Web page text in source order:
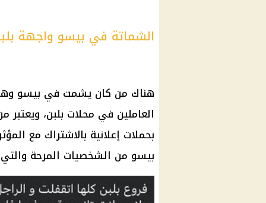
الشماتة في بيسو واجهة
هناك من كان يشمت في بيسو
العاملين في محلات بلبن، ويعتبر
بحملات إعلانية بالاشتراك مع
بيسو من الشخصيات المرحة